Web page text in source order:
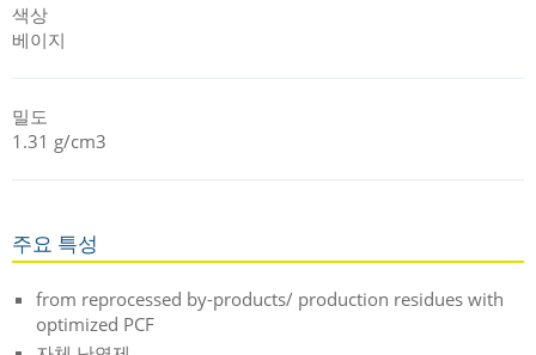
색상
베이지
밀도
1.31 g/cm3
주요 특성
from reprocessed by-products/ production residues with
optimized PCF